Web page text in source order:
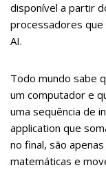
disponível a partir
processadores que
AI.
Todo mundo sabe
um computador e
uma sequência de
application que
no final, são
matemáticas e